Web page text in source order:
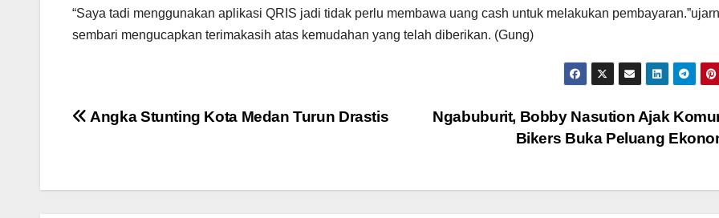
“Saya tadi menggunakan aplikasi QRIS jadi tidak perlu membawa uang cash untuk melakukan
sembari mengucapkan terimakasih atas kemudahan yang telah diberikan. (Gung)
Navigasi
Ngabuburit, Bobby Nasution Ajak
Bikers Buka Peluang
Angka Stunting Kota Medan Turun Drastis